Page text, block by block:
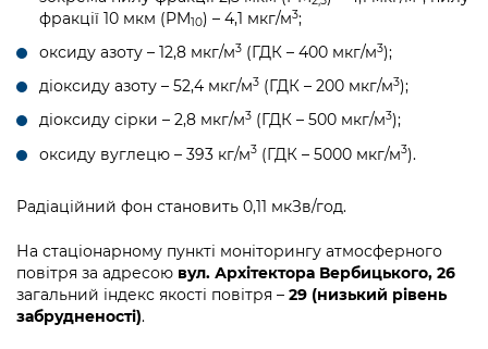
фракції 10 мкм (PM10) – 4,1 мкг/м3;
оксиду азоту – 12,8 мкг/м3 (ГДК – 400 мкг/м3);
діоксиду азоту – 52,4 мкг/м3 (ГДК – 200 мкг/м3);
діоксиду сірки – 2,8 мкг/м3 (ГДК – 500 мкг/м3);
оксиду вуглецю – 393 кг/м3 (ГДК – 5000 мкг/м3).
Радіаційний фон становить 0,11 мкЗв/год.
На стаціонарному пункті моніторингу атмосферного
повітря за адресою вул. Архітектора Вербицького, 26
загальний індекс якості повітря – 29 (низький рівень
забрудненості).